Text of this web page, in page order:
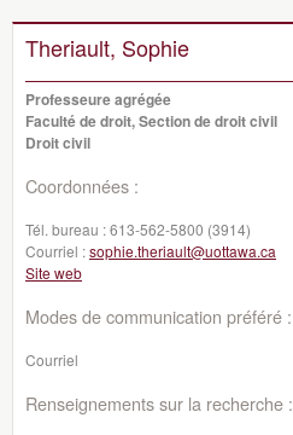
Theriault, Sophie
Professeure agrégée
Faculté de droit, Section de droit civil
Droit civil
Coordonnées :
Tél. bureau :613-562-5800 (3914)
Courriel :sophie.theriault@uottawa.ca
Site web
Modes de communication préféré :
Courriel
Renseignements sur la recherche :